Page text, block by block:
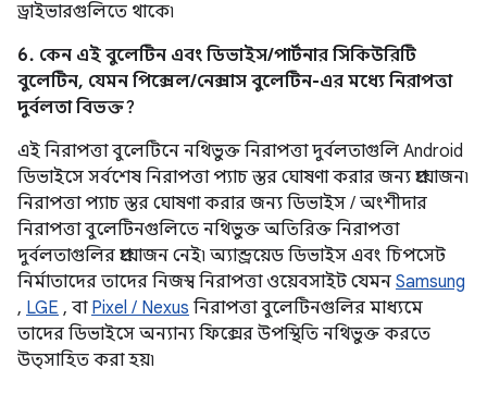
ড্রাইভারগুলিতে থাকে৷
6. কেন এই বুলেটিন এবং ডিভাইস/পার্টনার সিকিউরিটি
বুলেটিন, যেমন পিক্সেল/নেক্সাস বুলেটিন-এর মধ্যে নিরাপত্তা
দুর্বলতা বিভক্ত?
এই নিরাপত্তা বুলেটিনে নথিভুক্ত নিরাপত্তা দুর্বলতাগুলি Android
ডিভাইসে সর্বশেষ নিরাপত্তা প্যাচ স্তর ঘোষণা করার জন্য প্রয়োজন৷
নিরাপত্তা প্যাচ স্তর ঘোষণা করার জন্য ডিভাইস / অংশীদার
নিরাপত্তা বুলেটিনগুলিতে নথিভুক্ত অতিরিক্ত নিরাপত্তা
দুর্বলতাগুলির প্রয়োজন নেই৷ অ্যান্ড্রয়েড ডিভাইস এবং চিপসেট
নির্মাতাদের তাদের নিজস্ব নিরাপত্তা ওয়েবসাইট যেমন Samsung
, LGE , বা Pixel / Nexus নিরাপত্তা বুলেটিনগুলির মাধ্যমে
তাদের ডিভাইসে অন্যান্য ফিক্সের উপস্থিতি নথিভুক্ত করতে
উত্সাহিত করা হয়৷